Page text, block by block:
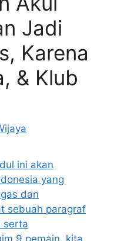
Jadi
Karena
& Klub